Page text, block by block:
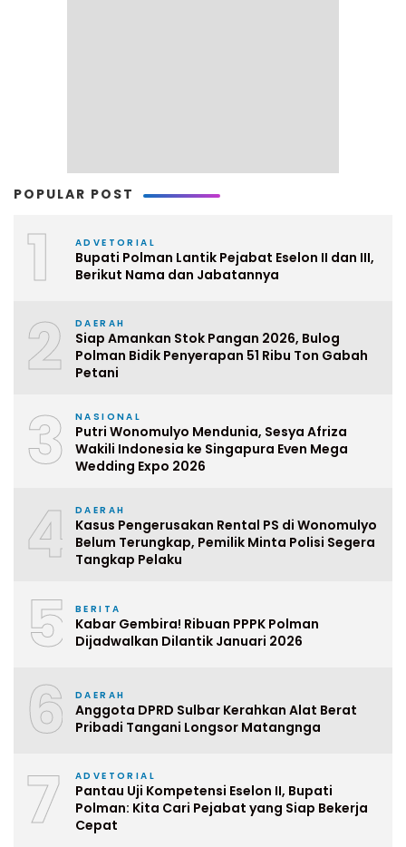
POPULAR POST
1 ADVETORIAL
Bupati Polman Lantik Pejabat Eselon II dan III,
Berikut Nama dan Jabatannya
2 DAERAH
Siap Amankan Stok Pangan 2026, Bulog
Polman Bidik Penyerapan 51 Ribu Ton Gabah
Petani
3 NASIONAL
Putri Wonomulyo Mendunia, Sesya Afriza
Wakili Indonesia ke Singapura Even Mega
Wedding Expo 2026
4 DAERAH
Kasus Pengerusakan Rental PS di Wonomulyo
Belum Terungkap, Pemilik Minta Polisi Segera
Tangkap Pelaku
5 BERITA
Kabar Gembira! Ribuan PPPK Polman
Dijadwalkan Dilantik Januari 2026
6 DAERAH
Anggota DPRD Sulbar Kerahkan Alat Berat
Pribadi Tangani Longsor Matangnga
7 ADVETORIAL
Pantau Uji Kompetensi Eselon II, Bupati
Polman: Kita Cari Pejabat yang Siap Bekerja
Cepat